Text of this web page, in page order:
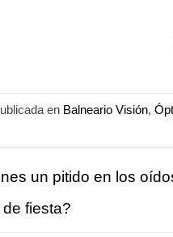
en Balneario Visión,
un pitido en los
fiesta?